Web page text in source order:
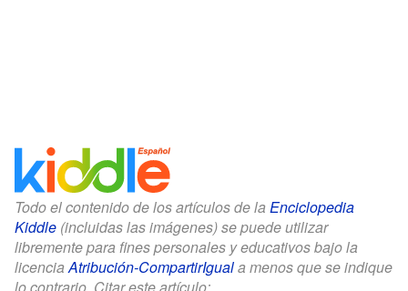
Todo el contenido de los artículos de la Enciclopedia
Kiddle (incluidas las imágenes) se puede utilizar
libremente para fines personales y educativos bajo la
licenciaAtribución-CompartirIguala menos que se indique